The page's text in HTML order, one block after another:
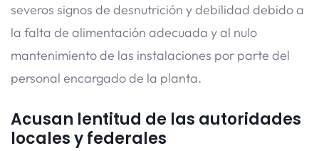
severos signos de desnutrición y debilidad debido a
la falta de alimentación adecuada y al nulo
mantenimiento de las instalaciones por parte del
personal encargado de la planta.
Acusan lentitud de las autoridades
locales y federales